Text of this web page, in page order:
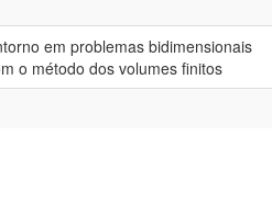
em problemas bidimensionais
o método dos volumes finitos